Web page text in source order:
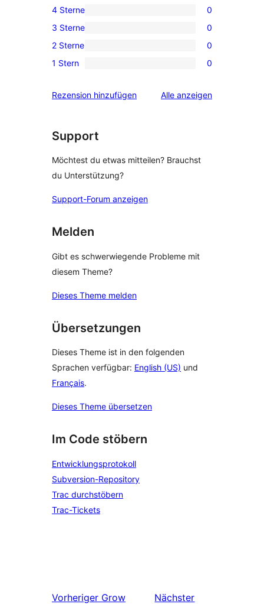
Sterne-
Rezension
0 4-
Sterne-
Rezensionen
4 Sterne 0
0 3-
Sterne-
Rezensionen
3 Sterne 0
0 2-
Sterne-
2 Sterne 0
0 1-
Rezensionen
1 Stern 0
Rezension hinzufügen Alle Rezensionen
anzeigen
Support
Möchtest du etwas mitteilen? Brauchst
du Unterstützung?
Support-Forum anzeigen
Melden
Gibt es schwerwiegende Probleme mit
diesem Theme?
Dieses Theme melden
Übersetzungen
Dieses Theme ist in den folgenden
Sprachen verfügbar: English (US) und
Français.
Dieses Theme übersetzen
Im Code stöbern
Entwicklungsprotokoll
Subversion-Repository
Trac durchstöbern
Trac-Tickets
Vorheriger Grow
Nächster